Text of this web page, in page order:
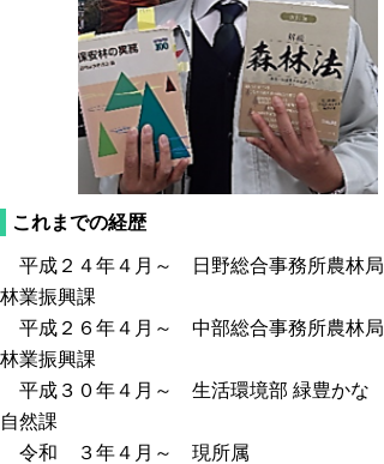
これまでの経歴
平成２４年４月～ 日野総合事務所農林局
林業振興課
平成２６年４月～ 中部総合事務所農林局
林業振興課
平成３０年４月～ 生活環境部 緑豊かな
自然課
令和 ３年４月～ 現所属